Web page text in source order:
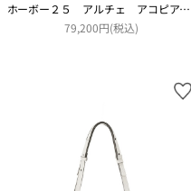
ホーボー２５ アルチェ アコピアート
79,200円(税込)